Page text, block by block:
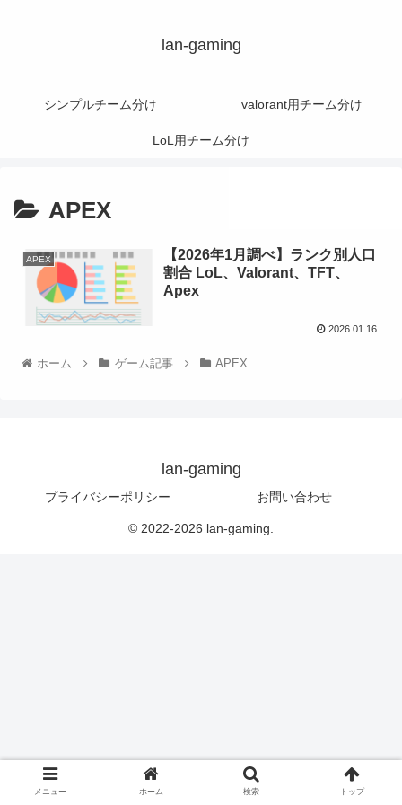
lan-gaming
シンプルチーム分け valorant用チーム分け
LoL用チーム分け
APEX
APEX
【2026年1月調べ】ランク別人口
割合 LoL、Valorant、TFT、
Apex
2026.01.16
ホーム ゲーム記事 APEX
lan-gaming
プライバシーポリシー お問い合わせ
© 2022-2026 lan-gaming.
メニュー ホーム 検索 トップ